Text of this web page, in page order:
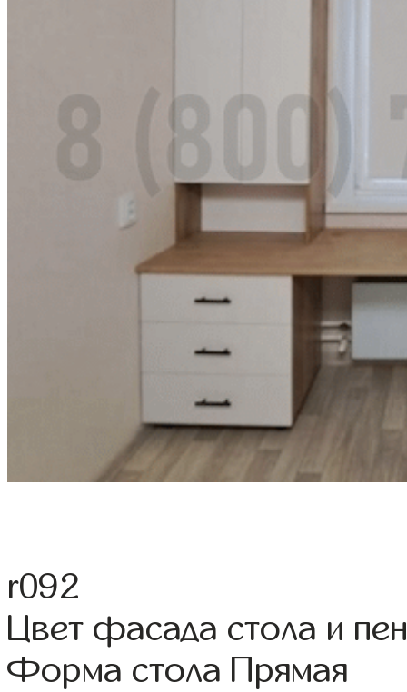
r092
Цвет фасада стола и
Форма стола Прямая